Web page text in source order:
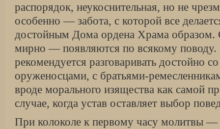
распорядок, неукоснительная, но не
особенно — забота, с которой все
достойным Дома ордена Храма
мирно — появляются по всякому
рекомендуется разговаривать достойно
оруженосцами, с братьями-
вроде морального изящества как самой
случае, когда устав оставляет выбор
При колоколе к первому часу молитвы —